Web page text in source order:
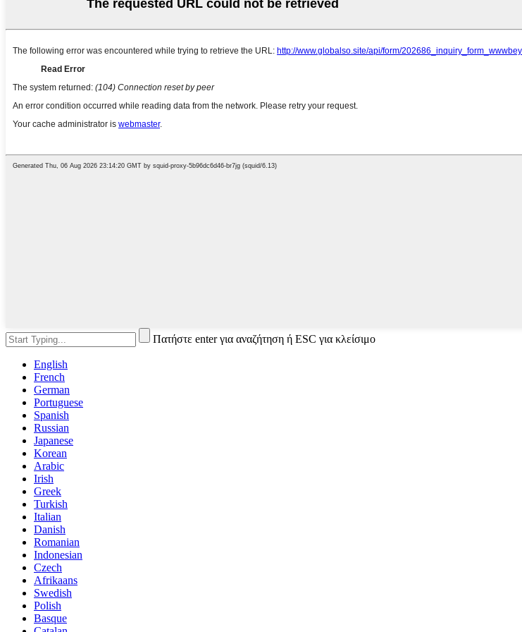
Πατήστε enter για αναζήτηση ή ESC για κλείσιμο
English
French
German
Portuguese
Spanish
Russian
Japanese
Korean
Arabic
Irish
Greek
Turkish
Italian
Danish
Romanian
Indonesian
Czech
Afrikaans
Swedish
Polish
Basque